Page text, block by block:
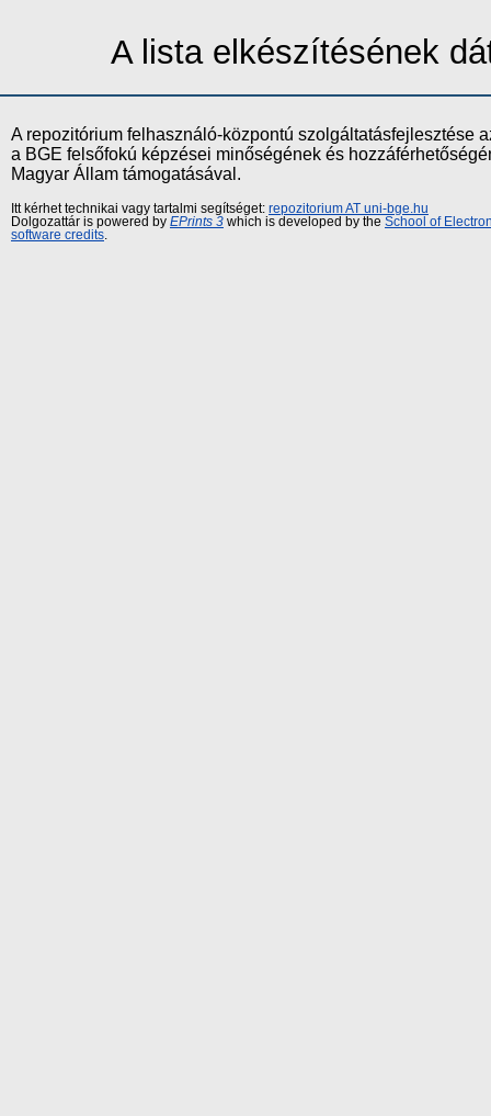
A lista elkészítésének
A repozitórium felhasználó-központú szolgáltatásfejlesztése
a BGE felsőfokú képzései minőségének és
Magyar Állam támogatásával.
Itt kérhet technikai vagy tartalmi segítséget: repozitorium AT uni-bge.hu
Dolgozattár is powered by EPrints 3 which is developed by the School of
software credits